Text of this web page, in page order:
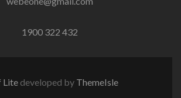
1900 322 432
Lite developed by ThemeIsle